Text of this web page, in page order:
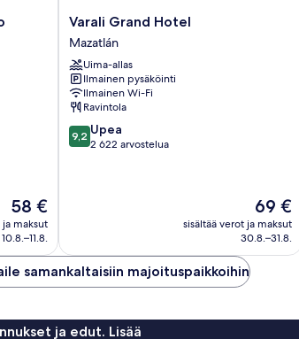
Hinta
on
58 €
58 €
ja maksut
10.8.–11.8.
Varali
Grand
Hotel
Mazatlán
Varali Grand Hotel
Mazatlán
Uima-allas
Ilmainen pysäköinti
Ilmainen Wi-Fi
Ravintola
9.2
kautta
9,2 Upea
2 622 arvostelua
Hinta
on
69 €
69 €
sisältää verot ja maksut
30.8.–31.8.
samankaltaisiin majoituspaikkoihin
ja edut. Lisää